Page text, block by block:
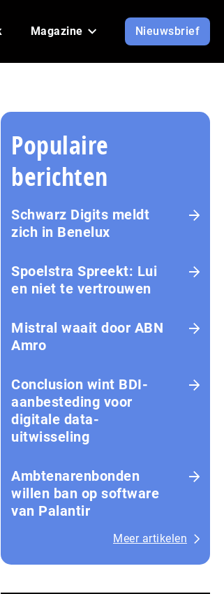
Magazine Nieuwsbrief
Populaire
berichten
Schwarz Digits meldt
zich in Benelux
Spoelstra Spreekt: Lui
en niet te vertrouwen
Mistral waait door ABN
Amro
Conclusion wint BDI-
aanbesteding voor
digitale data-
uitwisseling
Ambtenarenbonden
willen ban op software
van Palantir
Meer artikelen